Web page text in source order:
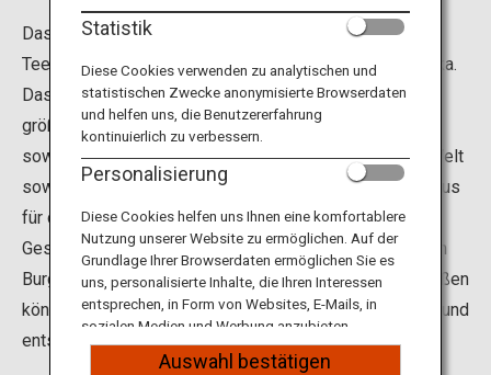
Das Fujinokuni-Teemuseum ist eines der wenigen
Teemuseen in der Stadt Shimada der Präfektur Shizuoka.
Das Museum wurde auf der Makinohara-Ebene, der
größten Teeanbauregion Japans, errichtet und bietet
sowohl japanische Tees als auch Teesorten aus aller Welt
sowie einen wunderschönen japanischen Garten mit Haus
für die Teezeremonie. Es gibt auch Restaurants und
Geschäfte, in denen Sie mit herrlichem Ausblick auf den
Burg Fuji und bei einer Tasse Tee leckere Menüs genießen
können. Nehmen Sie sich kurz Zeit, sehen Sie sich um, und
entspannen Sie sich.
Statistik
Diese Cookies verwenden zu analytischen und
statistischen Zwecke anonymisierte Browserdaten
und helfen uns, die Benutzererfahrung
kontinuierlich zu verbessern.
Personalisierung
Diese Cookies helfen uns Ihnen eine komfortablere
Nutzung unserer Website zu ermöglichen. Auf der
Grundlage Ihrer Browserdaten ermöglichen Sie es
uns, personalisierte Inhalte, die Ihren Interessen
entsprechen, in Form von Websites, E-Mails, in
sozialen Medien und Werbung anzubieten.
Auswahl bestätigen